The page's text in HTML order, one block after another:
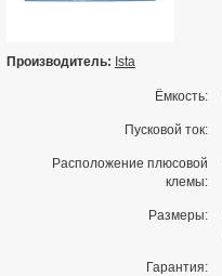
Производитель: Ista
Ёмкость:
Пусковой ток:
Расположение плюсовой
клемы:
Размеры:
Гарантия: